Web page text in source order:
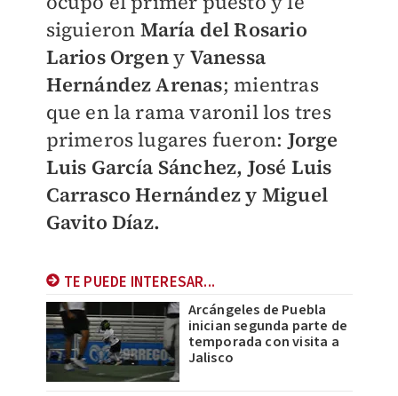
siguieron María del Rosario
Larios Orgeny Vanessa
Hernández Arenas; mientras
que en la rama varonil los tres
primeros lugares fueron: Jorge
Luis García Sánchez, José Luis
Carrasco Hernández y Miguel
Gavito Díaz.
TE PUEDE INTERESAR...
Arcángeles de Puebla
inician segunda parte de
temporada con visita a
Jalisco